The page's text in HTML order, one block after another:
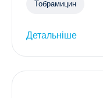
Тобрамицин
Детальніше